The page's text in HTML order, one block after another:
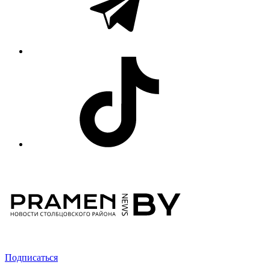
Подписаться